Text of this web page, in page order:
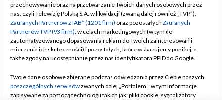
Abonament TVP
Emisja w TVP
Centrum informacji TVP
Naziemna Telewizja Cyfrowa
Rada Programowa
Regulamin TVP
Polityka prywatności
Moje zgody
Pomoc
Kontakt
przechowywanie oraz na przetwarzanie Twoich danych osobowych przez
nas, czyli Telewizję Polską S.A. w likwidacji (zwaną dalej również „TVP”),
Zaufanych Partnerów z IAB* (1201 firm) oraz pozostałych Zaufanych
Partnerów TVP (93 firm), w celach marketingowych (w tym do
zautomatyzowanego dopasowania reklam do Twoich zainteresowań i
mierzenia ich skuteczności) i pozostałych, które wskazujemy poniżej, a
także zgody na udostępnianie przez nas identyfikatora PPID do Google.
Twoje dane osobowe zbierane podczas odwiedzania przez Ciebie naszych
poszczególnych serwisówzwanych dalej „Portalem”, w tym informacje
zapisywane za pomocą technologii takich jak: pliki cookie, sygnalizatory